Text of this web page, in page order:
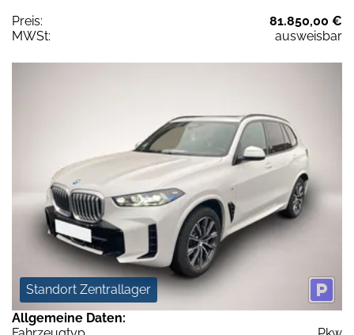
Preis:
81.850,00 €
MWSt:
ausweisbar
Standort Zentrallager
Allgemeine Daten: